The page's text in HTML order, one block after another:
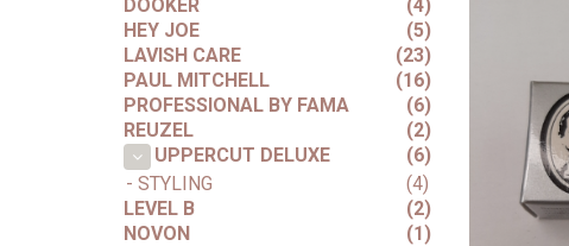
DOOKER
(4)
HEY JOE
(5)
LAVISH CARE
(23)
PAUL MITCHELL
(16)
PROFESSIONAL BY FAMA
(6)
REUZEL
(2)
UPPERCUT DELUXE
(6)
- STYLING
(4)
LEVEL B
(2)
NOVON
(1)